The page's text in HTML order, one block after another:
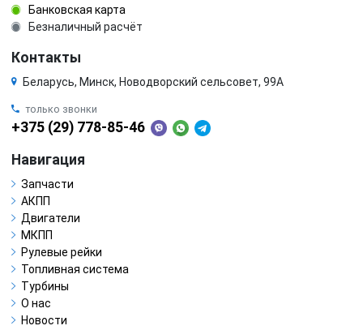
Банковская карта
Безналичный расчёт
Контакты
Беларусь, Минск, Новодворский сельсовет, 99А
только звонки
+375 (29) 778-85-46
Навигация
Запчасти
АКПП
Двигатели
МКПП
Рулевые рейки
Топливная система
Турбины
О нас
Новости